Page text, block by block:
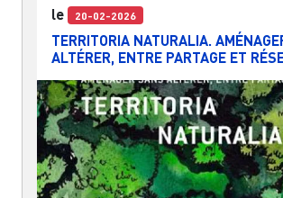
le 20-02-2026
TERRITORIA NATURALIA.
ALTÉRER, ENTRE PARTAGE ET